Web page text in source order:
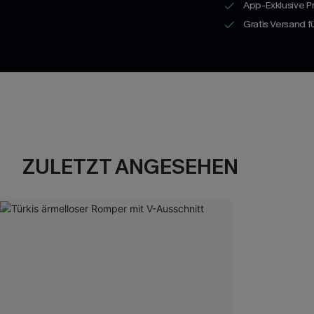
App-Exklusive
Gratis Versand
ZULETZT ANGESEHEN